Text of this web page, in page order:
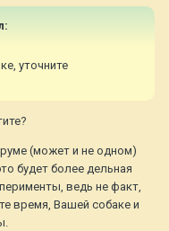
уточните
(может и не одном)
будет более дельная
ведь не факт,
время, Вашей собаке и